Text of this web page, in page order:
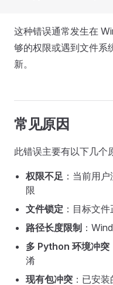
这种错误通常发生在
够的权限或遇到文件系
新。
常见原因
此错误主要有以下几个
权限不足 ：当前用
限
文件锁定 ：目标文
路径长度限制 ：
多 Python 环境冲突
淆
现有包冲突 ：已安